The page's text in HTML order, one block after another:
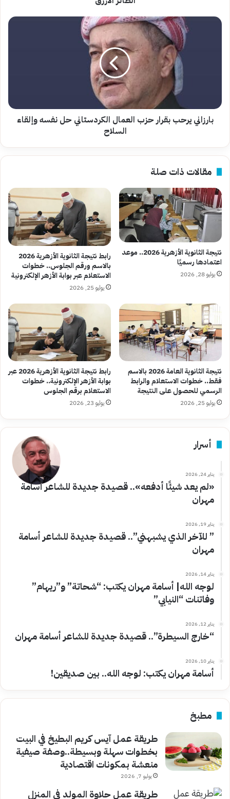
بارزاني
وإلقاء
السلاح
بارزاني يرحب بقرار حزب العمال الكردستاني حل نفسه وإلقاء
السلاح
مقالات ذات صلة
نتيجة الثانوية الأزهرية 2026.. موعد
اعتمادها رسميًا
يوليو 28, 2026
رابط نتيجة الثانوية الأزهرية 2026
بالاسم ورقم الجلوس.. خطوات
الاستعلام عبر بوابة الأزهر الإلكترونية
يوليو 25, 2026
نتيجة الثانوية العامة 2026 بالاسم
فقط.. خطوات الاستعلام والرابط
الرسمي للحصول على النتيجة
يوليو 25, 2026
رابط نتيجة الثانوية الأزهرية 2026 عبر
بوابة الأزهر الإلكترونية.. خطوات
الاستعلام برقم الجلوس
يوليو 23, 2026
أسرار
يناير 24, 2026
«لم يعد شيئًا أدفعه».. قصيدة جديدة للشاعر أسامة
مهران
يناير 19, 2026
” للآخر الذي يشبهني”.. قصيدة جديدة للشاعر أسامة
مهران
يناير 14, 2026
لوجه الله| أسامة مهران يكتب: “شحاتة” و”ريهام”
وفاتنات “النيابي”
يناير 12, 2026
“خارج السيطرة”.. قصيدة جديدة للشاعر أسامة مهران
يناير 10, 2026
أسامة مهران يكتب: لوجه الله.. بين صديقين!
مطبخ
طريقة عمل آيس كريم البطيخ في البيت
بخطوات سهلة وبسيطة..وصفة صيفية
منعشة بمكونات اقتصادية
يوليو 7, 2026
طريقة عمل حلاوة المولد في المنزل